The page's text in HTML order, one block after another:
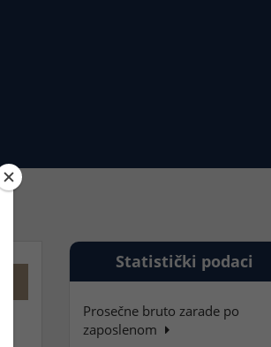
Statistički podaci
Prosečne bruto zarade po
zaposlenom